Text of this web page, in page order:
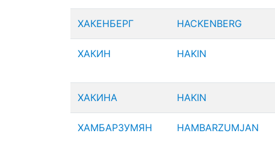
ХАКЕНБЕРГ HACKENBERG
ХАКИН HAKIN
ХАКИНА HAKIN
ХАМБАРЗУМЯН HAMBARZUMJAN